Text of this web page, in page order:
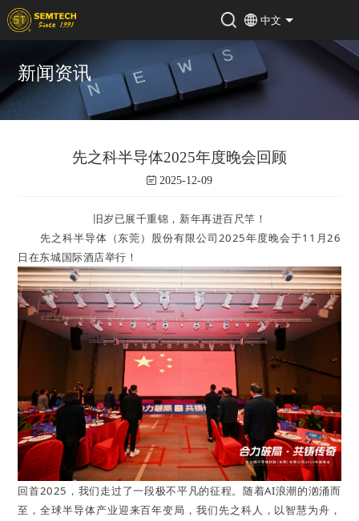
中文
新闻资讯
先之科半导体2025年度晚会回顾
2025-12-09
旧岁已展千重锦，新年再进百尺竿！
先之科半导体（东莞）股份有限公司2025年度晚会于11月26
日在东城国际酒店举行！
回首2025，我们走过了一段极不平凡的征程。随着AI浪潮的汹涌而
至，全球半导体产业迎来百年变局，我们先之科人，以智慧为舟，